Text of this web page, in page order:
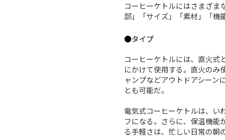
コーヒーケトルにはさまざま
部」「サイズ」「素材」「機
●タイプ
コーヒーケトルには、直火式
にかけて使用する。直火のみ
ャンプなどアウトドアシーン
とも可能だ。
電気式コーヒーケトルは、い
フになる。さらに、保温機能
る手軽さは、忙しい日常の朝